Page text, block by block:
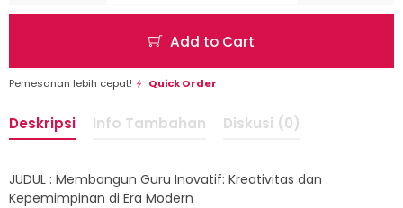
Add to Cart
Pemesanan lebih cepat! Quick Order
Deskripsi Info Tambahan Diskusi (0)
JUDUL : Membangun Guru Inovatif: Kreativitas dan
Kepemimpinan di Era Modern